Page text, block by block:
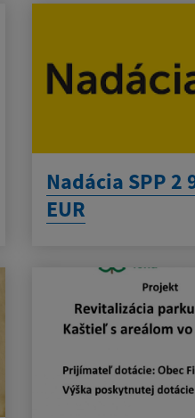
Nadácia SPP 2
EUR